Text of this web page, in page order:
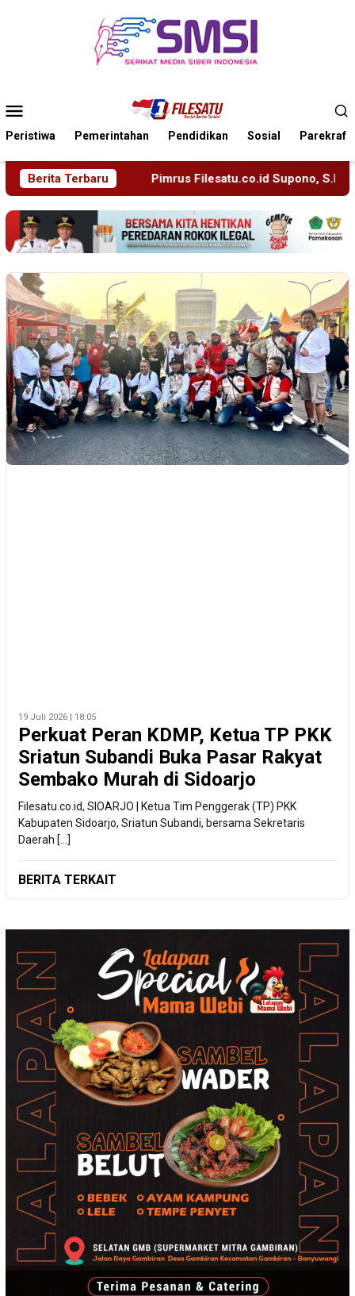
Mobile
Peristiwa Pemerintahan Pendidikan Sosial Parekraf
Berita Terbaru
Filesatu.co.id Supono, S.H. Menuju Tanah Suci,
19 Juli 2026 | 18:05
Perkuat Peran KDMP, Ketua TP PKK
Sriatun Subandi Buka Pasar Rakyat
Sembako Murah di Sidoarjo
Filesatu.co.id, SIOARJO | Ketua Tim Penggerak (TP) PKK
Kabupaten Sidoarjo, Sriatun Subandi, bersama Sekretaris
Daerah […]
BERITA TERKAIT